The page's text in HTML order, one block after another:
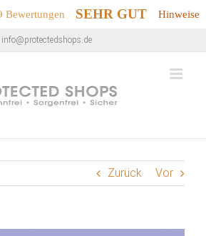
Bewertungen SEHR GUT Hinweise
info@protectedshops.de
Zurück Vor